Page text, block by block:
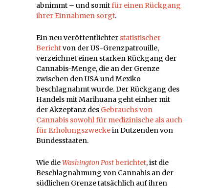
abnimmt – und somitfür einen Rückgang
ihrer Einnahmen sorgt.
Ein neu veröffentlichter statistischer
Berichtvon der US-Grenzpatrouille,
verzeichnet einen starken Rückgang der
Cannabis-Menge, die an der Grenze
zwischen den USA und Mexiko
beschlagnahmt wurde. Der Rückgang des
Handels mit Marihuana geht einher mit
der Akzeptanz des Gebrauchs von
Cannabis sowohl für medizinische als auch
für Erholungszweckein Dutzenden von
Bundesstaaten.
Wie dieWashington Postberichtet, ist die
Beschlagnahmung von Cannabis an der
südlichen Grenze tatsächlich auf ihren